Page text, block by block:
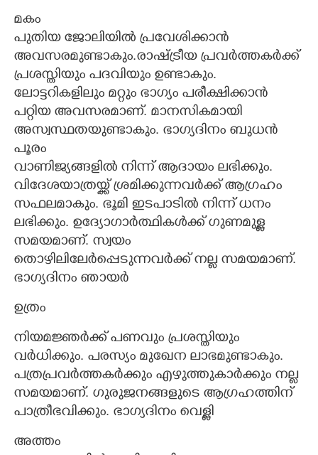
മകം
പുതിയ ജോലിയിൽ പ്രവേശിക്കാൻ
അവസരമുണ്ടാകും.രാഷ്ട്രീയ പ്രവർത്തകർക്ക്
പ്രശസ്തിയും പദവിയും ഉണ്ടാകും.
ലോട്ടറികളിലും മറ്റും ഭാഗ്യം പരീക്ഷിക്കാൻ
പറ്റിയ അവസരമാണ്. മാനസികമായി
അസ്വസ്ഥതയുണ്ടാകും. ഭാഗ്യദിനം ബുധൻ
പൂരം
വാണിജ്യങ്ങളിൽ നിന്ന് ആദായം ലഭിക്കും.
വിദേശയാത്രയ്ക്ക് ശ്രമിക്കുന്നവർക്ക് ആഗ്രഹം
സഫലമാകും. ഭൂമി ഇടപാടിൽ നിന്ന് ധനം
ലഭിക്കും. ഉദ്യോഗാർത്ഥികൾക്ക് ഗുണമുള്ള
സമയമാണ്. സ്വയം
തൊഴിലിലേർപ്പെടുന്നവർക്ക് നല്ല സമയമാണ്.
ഭാഗ്യദിനം ഞായർ
ഉത്രം
നിയമജ്ഞർക്ക് പണവും പ്രശസ്തിയും
വർധിക്കും. പരസ്യം മുഖേന ലാഭമുണ്ടാകും.
പത്രപ്രവർത്തകർക്കും എഴുത്തുകാർക്കും നല്ല
സമയമാണ്. ഗുരുജനങ്ങളുടെ ആഗ്രഹത്തിന്
പാത്രീഭവിക്കും. ഭാഗ്യദിനം വെള്ളി
അത്തം